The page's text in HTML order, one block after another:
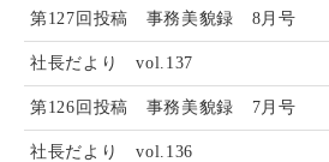
第127回投稿 事務美貌録 8月号
社長だより vol.137
第126回投稿 事務美貌録 7月号
社長だより vol.136